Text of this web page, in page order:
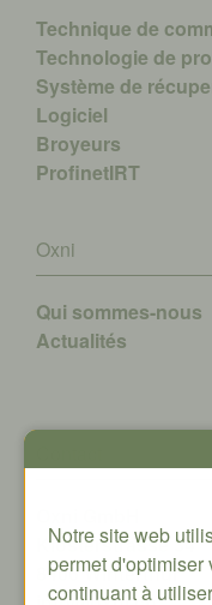
Technique de
Technologie de
Système de
Logiciel
Broyeurs
ProfinetIRT
Oxni
Qui sommes-nous
Actualités
Klosterstrasse 34
8406 Winterthur
Notre site web
permet
continuant à